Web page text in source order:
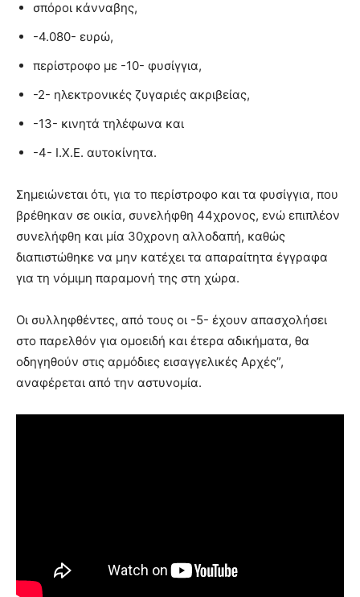
σπόροι κάνναβης,
-4.080- ευρώ,
περίστροφο με -10- φυσίγγια,
-2- ηλεκτρονικές ζυγαριές ακριβείας,
-13- κινητά τηλέφωνα και
-4- Ι.Χ.Ε. αυτοκίνητα.
Σημειώνεται ότι, για το περίστροφο και τα φυσίγγια, που
βρέθηκαν σε οικία, συνελήφθη 44χρονος, ενώ επιπλέον
συνελήφθη και μία 30χρονη αλλοδαπή, καθώς
διαπιστώθηκε να μην κατέχει τα απαραίτητα έγγραφα
για τη νόμιμη παραμονή της στη χώρα.
Οι συλληφθέντες, από τους οι -5- έχουν απασχολήσει
στο παρελθόν για ομοειδή και έτερα αδικήματα, θα
οδηγηθούν στις αρμόδιες εισαγγελικές Αρχές”,
αναφέρεται από την αστυνομία.